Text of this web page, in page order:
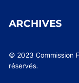
ARCHIVES
© 2023 Commission
réservés.